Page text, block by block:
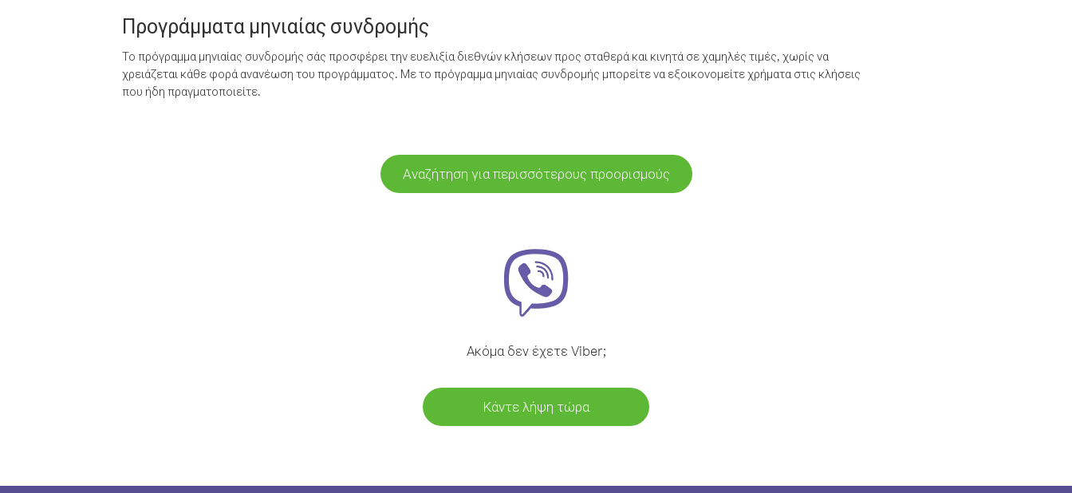
Προγράμματα μηνιαίας συνδρομής
Το πρόγραμμα μηνιαίας συνδρομής σάς προσφέρει την ευελιξία διεθνών κλήσεων προς σταθερά και κινητά σε χαμηλές τιμές, χωρίς να
χρειάζεται κάθε φορά ανανέωση του προγράμματος. Με το πρόγραμμα μηνιαίας συνδρομής μπορείτε να εξοικονομείτε χρήματα στις κλήσεις
που ήδη πραγματοποιείτε.
Αναζήτηση για περισσότερους προορισμούς
Ακόμα δεν έχετε Viber;
Κάντε λήψη τώρα